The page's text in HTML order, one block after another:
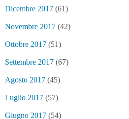
Dicembre 2017 (61)
Novembre 2017 (42)
Ottobre 2017 (51)
Settembre 2017 (67)
Agosto 2017 (45)
Luglio 2017 (57)
Giugno 2017 (54)